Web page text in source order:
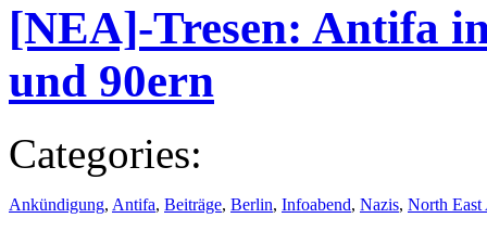
[NEA]-Tresen: Antifa
und 90ern
Categories:
Ankündigung, Antifa, Beiträge, Berlin, Infoabend, Nazis, North East